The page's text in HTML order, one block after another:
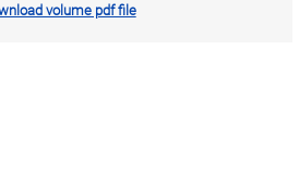
volume pdf file